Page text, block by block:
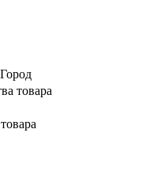
Город
товара